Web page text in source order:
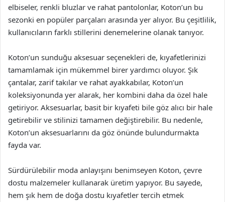
elbiseler, renkli bluzlar ve rahat pantolonlar, Koton’un bu
sezonki en popüler parçaları arasında yer alıyor. Bu çeşitlilik,
kullanıcıların farklı stillerini denemelerine olanak tanıyor.
Koton’un sunduğu aksesuar seçenekleri de, kıyafetlerinizi
tamamlamak için mükemmel birer yardımcı oluyor. Şık
çantalar, zarif takılar ve rahat ayakkabılar, Koton’un
koleksiyonunda yer alarak, her kombini daha da özel hale
getiriyor. Aksesuarlar, basit bir kıyafeti bile göz alıcı bir hale
getirebilir ve stilinizi tamamen değiştirebilir. Bu nedenle,
Koton’un aksesuarlarını da göz önünde bulundurmakta
fayda var.
Sürdürülebilir moda anlayışını benimseyen Koton, çevre
dostu malzemeler kullanarak üretim yapıyor. Bu sayede,
hem şık hem de doğa dostu kıyafetler tercih etmek